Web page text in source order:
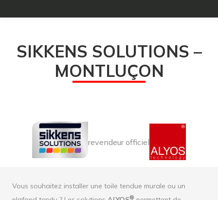
SIKKENS SOLUTIONS –
MONTLUÇON
revendeur officiel
Vous souhaitez installer une toile tendue murale ou un
®